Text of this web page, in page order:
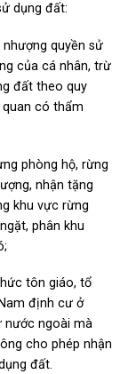
dụng đất:
quyền sử
của cá nhân, trừ
đất theo quy
có thẩm
phòng hộ, rừng
nhận tặng
khu vực rừng
phân khu
tôn giáo, tổ
định cư ở
nước ngoài mà
cho phép nhận
đất.